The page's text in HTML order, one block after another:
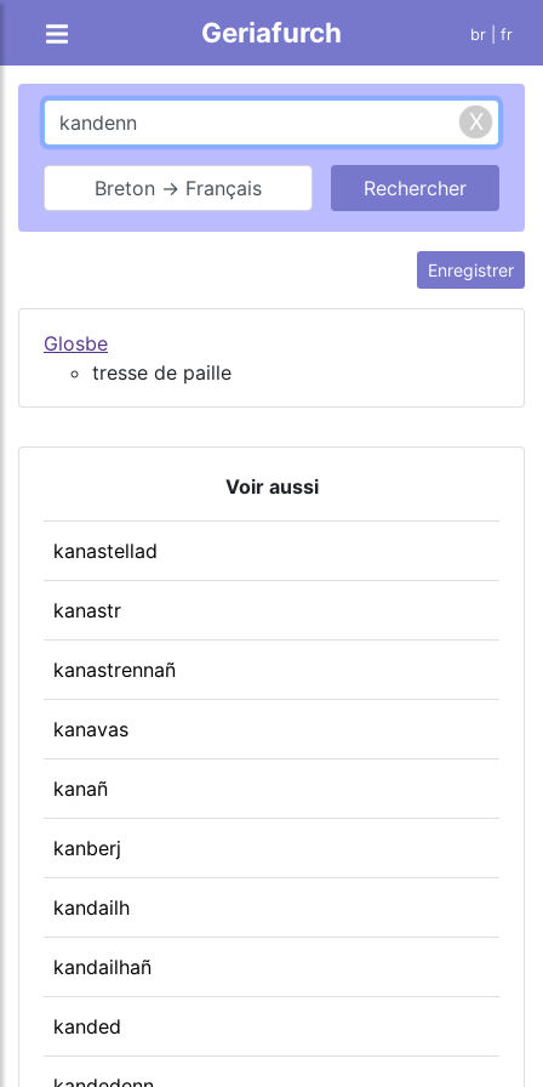
Geriafurch br | fr
Breton → Français
Enregistrer
Glosbe
tresse de paille
Voir aussi
kanastellad
kanastr
kanastrennañ
kanavas
kanañ
kanberj
kandailh
kandailhañ
kanded